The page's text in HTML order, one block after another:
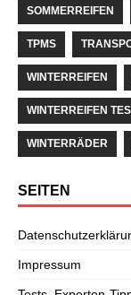
SOMMERREIFEN
TPMS
WINTERREIFEN
WINTERREIFEN
WINTERRÄDER
SEITEN
Impressum